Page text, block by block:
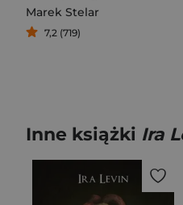
Marek Stelar
7,2 (719)
Inne książki Ira